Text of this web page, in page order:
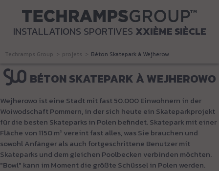
INSTALLATIONS SPORTIVES XXIÈME SIÈCLE
Techramps Group projets Béton Skatepark à Wejherowo
BÉTON SKATEPARK À WEJHEROWO
Wejherowo ist eine Stadt mit fast 50.000 Einwohnern in der
Woiwodschaft Pommern, in der sich heute ein Skateparkprojekt
für die besten Skateparks in Polen befindet. Skatepark mit einer
Fläche von 1150 m² vereint fast alles, was Sie brauchen und
sowohl Anfänger als auch fortgeschrittene Benutzer mit
Skateparks und dem gleichen Poolbecken verbinden möchten.
"Bowl" kann im Moment die größte Schüssel in Polen werden.